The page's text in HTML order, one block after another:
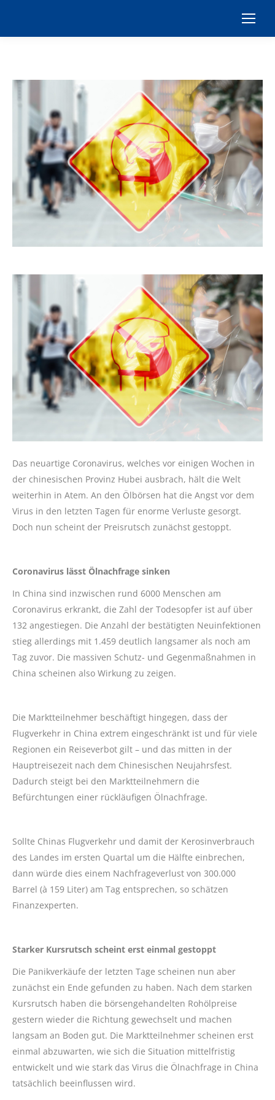
Das neuartige Coronavirus, welches vor einigen Wochen in
der chinesischen Provinz Hubei ausbrach, hält die Welt
weiterhin in Atem. An den Ölbörsen hat die Angst vor dem
Virus in den letzten Tagen für enorme Verluste gesorgt.
Doch nun scheint der Preisrutsch zunächst gestoppt.
Coronavirus lässt Ölnachfrage sinken
In China sind inzwischen rund 6000 Menschen am
Coronavirus erkrankt, die Zahl der Todesopfer ist auf über
132 angestiegen. Die Anzahl der bestätigten Neuinfektionen
stieg allerdings mit 1.459 deutlich langsamer als noch am
Tag zuvor. Die massiven Schutz- und Gegenmaßnahmen in
China scheinen also Wirkung zu zeigen.
Die Marktteilnehmer beschäftigt hingegen, dass der
Flugverkehr in China extrem eingeschränkt ist und für viele
Regionen ein Reiseverbot gilt – und das mitten in der
Hauptreisezeit nach dem Chinesischen Neujahrsfest.
Dadurch steigt bei den Marktteilnehmern die
Befürchtungen einer rückläufigen Ölnachfrage.
Sollte Chinas Flugverkehr und damit der Kerosinverbrauch
des Landes im ersten Quartal um die Hälfte einbrechen,
dann würde dies einem Nachfrageverlust von 300.000
Barrel (à 159 Liter) am Tag entsprechen, so schätzen
Finanzexperten.
Starker Kursrutsch scheint erst einmal gestoppt
Die Panikverkäufe der letzten Tage scheinen nun aber
zunächst ein Ende gefunden zu haben. Nach dem starken
Kursrutsch haben die börsengehandelten Rohölpreise
gestern wieder die Richtung gewechselt und machen
langsam an Boden gut. Die Marktteilnehmer scheinen erst
einmal abzuwarten, wie sich die Situation mittelfristig
entwickelt und wie stark das Virus die Ölnachfrage in China
tatsächlich beeinflussen wird.